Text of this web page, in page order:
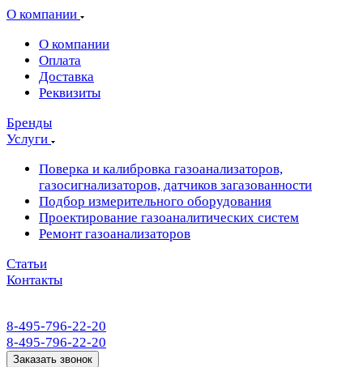
О компании
О компании
Оплата
Доставка
Реквизиты
Бренды
Услуги
Поверка и калибровка газоанализаторов,
газосигнализаторов, датчиков загазованности
Подбор измерительного оборудования
Проектирование газоаналитических систем
Ремонт газоанализаторов
Статьи
Контакты
8-495-796-22-20
8-495-796-22-20
Заказать звонок